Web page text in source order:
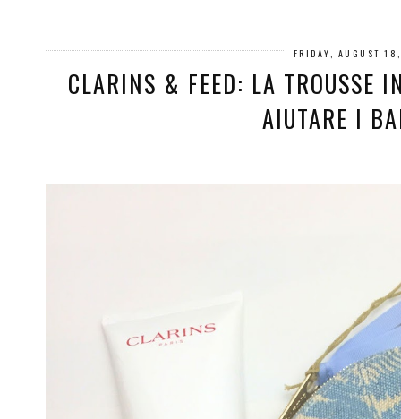
FRIDAY, AUGUST
CLARINS & FEED: LA TROUSSE
AIUTARE I